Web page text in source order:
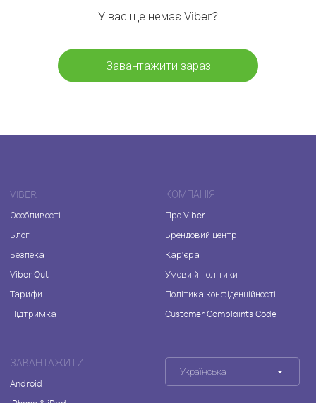
У вас ще немає Viber?
Завантажити зараз
VIBER
Особливості
Блог
Безпека
Viber Out
Тарифи
Підтримка
КОМПАНІЯ
Про Viber
Брендовий центр
Кар'єра
Умови й політики
Політика конфіденційності
Customer Complaints Code
ЗАВАНТАЖИТИ
Android
Українська